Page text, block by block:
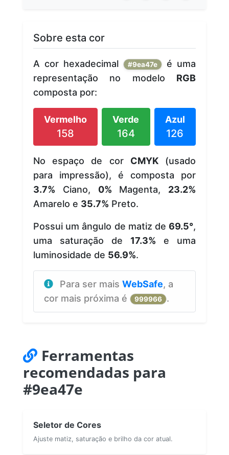
Sobre esta cor
A cor hexadecimal #9ea47e
é uma
representação no modelo RGB
composta por:
Vermelho
158
Verde
164
Azul
126
No espaço de cor CMYK(usado
para impressão), é composta por
3.7% Ciano, 0% Magenta, 23.2%
Amarelo e 35.7% Preto.
Possui um ângulo de matiz de 69.5°,
uma saturação de 17.3% e uma
luminosidade de 56.9%.
Para ser mais WebSafe, a
cor mais próxima é
999966 .
Ferramentas
recomendadas para
#9ea47e
Seletor de Cores
Ajuste matiz, saturação e brilho da cor atual.